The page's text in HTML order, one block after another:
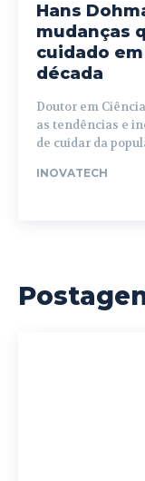
Hans
mudanças
cuidado
década
Doutor em
as tendências e
de cuidar da
INOVATECH